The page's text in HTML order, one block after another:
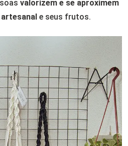
valorizem e se aproximem
e seus frutos.